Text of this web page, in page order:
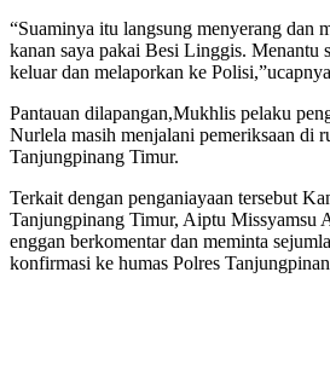
“Suaminya itu langsung menyerang dan
kanan saya pakai Besi Linggis. Menantu
keluar dan melaporkan ke
Pantauan dilapangan,Mukhlis pelaku
Nurlela masih menjalani pemeriksaan di
Tanjungpinang Timur.
Terkait dengan penganiayaan tersebut
Tanjungpinang Timur, Aiptu Missyamsu
enggan berkomentar dan meminta
konfirmasi ke humas Polres